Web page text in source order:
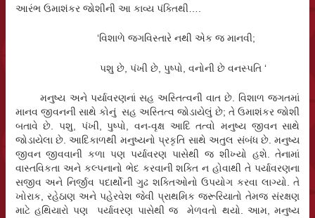
આરંભ ઉમાશંકર જોશીની આ કાવ્ય પંક્તિથી….
‘વિશાળે જગવિસ્તારે નથી એક જ માનવી;
પશુ છે, પંખી છે, પુષ્પો, વનોની છે વનસ્પતિ ‘
મનુષ્ય અને પર્યાવરણનાં સહ અસ્તિત્વની વાત છે. વિશાળ જગતમાં
માનવ જીવનની સાથે કોનું સહ અસ્તિત્વ જોડાયેલું છે; તે ઉમાશંકર જોશી
બતાવે છે. પશુ, પંખી, પુષ્પો, વન-વૃક્ષ આદિ તત્વો મનુષ્ય જીવન સાથે
જોડાયેલા છે. આદિકાળથી મનુષ્યનો પ્રકૃતિ સાથે અતુલ સંબંધ છે. મનુષ્ય
જીવન જીવવાની કળા પણ પર્યાવરણ પાસેથી જ શીખ્યો હશે. તેનામાં
વાસ્તવિકતા અને કલ્પનાનો ભેદ કરવાની શક્તિ ન હોવાથી તે પર્યાવરણના
સજીવ અને નિર્જીવ પદાર્થોની ગુઢ શક્તિઓનો ઉપયોગ કરવા લાગ્યો. તે
ખોરાક, રહેઠાણ અને પહેરવેશ જેવી પ્રાથમિક જરૂરિયાતો તેમજ સંરક્ષણ
માટે હથિયારો પણ પર્યાવરણ પાસેથી જ મેળવતો થયો. આમ, મનુષ્ય